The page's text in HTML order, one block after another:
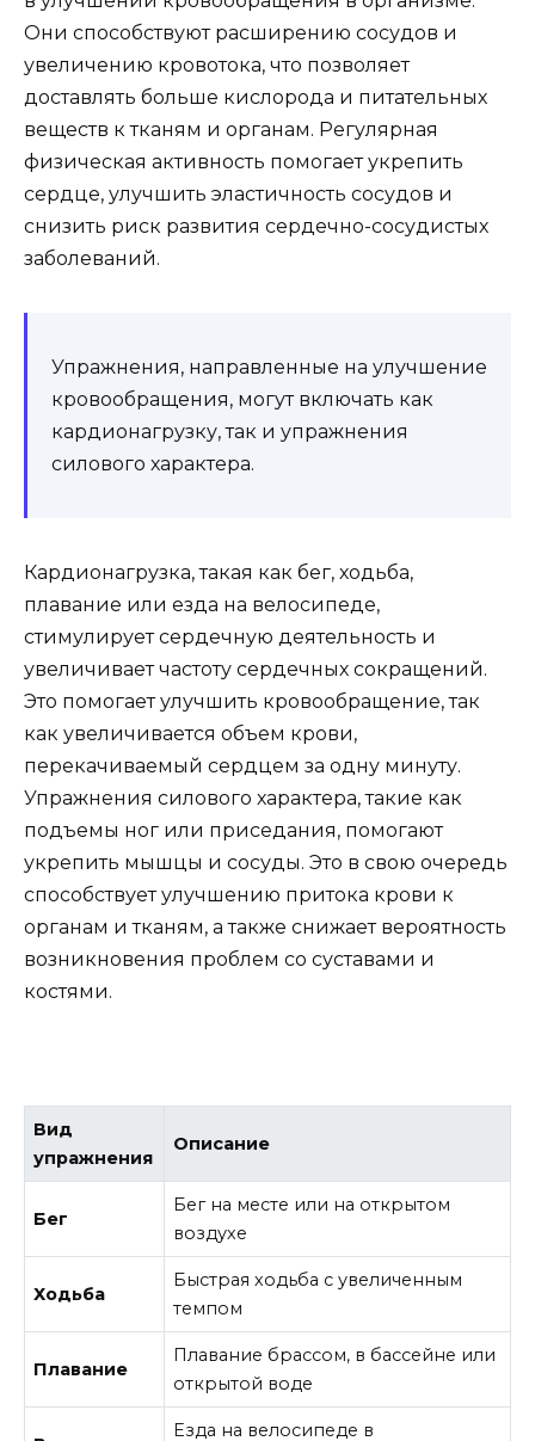
Они способствуют расширению сосудов и
увеличению кровотока, что позволяет
доставлять больше кислорода и питательных
веществ к тканям и органам. Регулярная
физическая активность помогает укрепить
сердце, улучшить эластичность сосудов и
снизить риск развития сердечно-сосудистых
заболеваний.
Упражнения, направленные на улучшение
кровообращения, могут включать как
кардионагрузку, так и упражнения
силового характера.
Кардионагрузка, такая как бег, ходьба,
плавание или езда на велосипеде,
стимулирует сердечную деятельность и
увеличивает частоту сердечных сокращений.
Это помогает улучшить кровообращение, так
как увеличивается объем крови,
перекачиваемый сердцем за одну минуту.
Упражнения силового характера, такие как
подъемы ног или приседания, помогают
укрепить мышцы и сосуды. Это в свою очередь
способствует улучшению притока крови к
органам и тканям, а также снижает вероятность
возникновения проблем со суставами и
костями.
Вид
упражнения
Описание
Бег
Бег на месте или на открытом
воздухе
Ходьба
Быстрая ходьба с увеличенным
темпом
Плавание
Плавание брассом, в бассейне или
открытой воде
Езда на велосипеде в